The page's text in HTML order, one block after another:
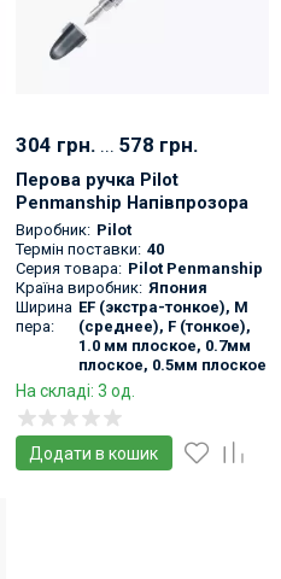
304 грн. ... 578 грн.
Перова ручка Pilot
Penmanship Напівпрозора
чорна з оригінальним
японським пером
Виробник: Pilot
Термін поставки: 40
Серия товара: Pilot Penmanship
Країна виробник: Япония
Ширина
пера:
EF (экстра-тонкое), M
(среднее), F (тонкое),
1.0 мм плоское, 0.7мм
плоское, 0.5мм плоское
На складі: 3 од.
Додати в кошик